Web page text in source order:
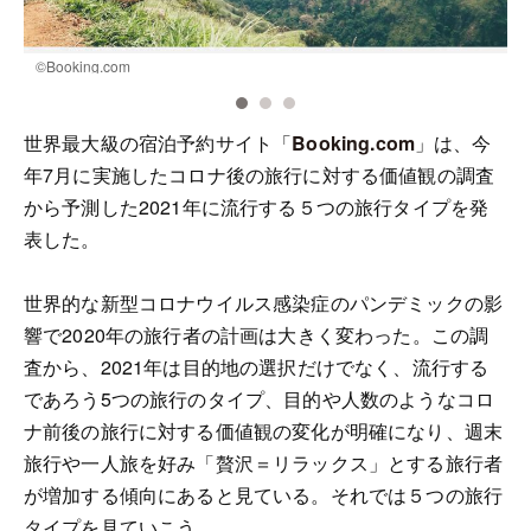
©Booking.com
世界最大級の宿泊予約サイト「Booking.com 」は、今
年7月に実施したコロナ後の旅行に対する価値観の調査
から予測した2021年に流行する５つの旅行タイプを発
表した。
世界的な新型コロナウイルス感染症のパンデミックの影
響で2020年の旅行者の計画は大きく変わった。この調
査から、2021年は目的地の選択だけでなく、流行する
であろう5つの旅行のタイプ、目的や人数のようなコロ
ナ前後の旅行に対する価値観の変化が明確になり、週末
旅行や一人旅を好み「贅沢＝リラックス」とする旅行者
が増加する傾向にあると見ている。それでは５つの旅行